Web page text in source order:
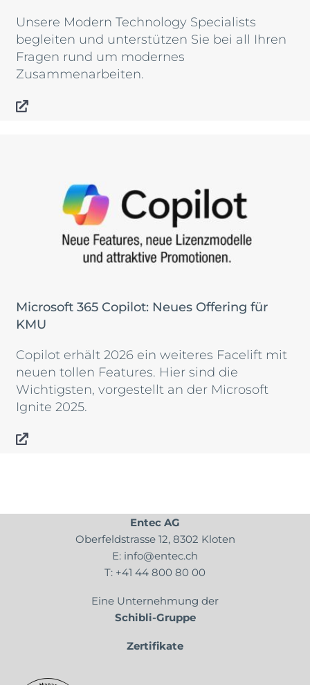
Unsere Modern Technology Specialists
begleiten und unterstützen Sie bei all Ihren
Fragen rund um modernes
Zusammenarbeiten.
Microsoft 365 Copilot: Neues Offering für
KMU
Copilot erhält 2026 ein weiteres Facelift mit
neuen tollen Features. Hier sind die
Wichtigsten, vorgestellt an der Microsoft
Ignite 2025.
Entec AG
Oberfeldstrasse 12, 8302 Kloten
E: info@entec.ch
T: +41 44 800 80 00
Eine Unternehmung der
Schibli-Gruppe
Zertifikate